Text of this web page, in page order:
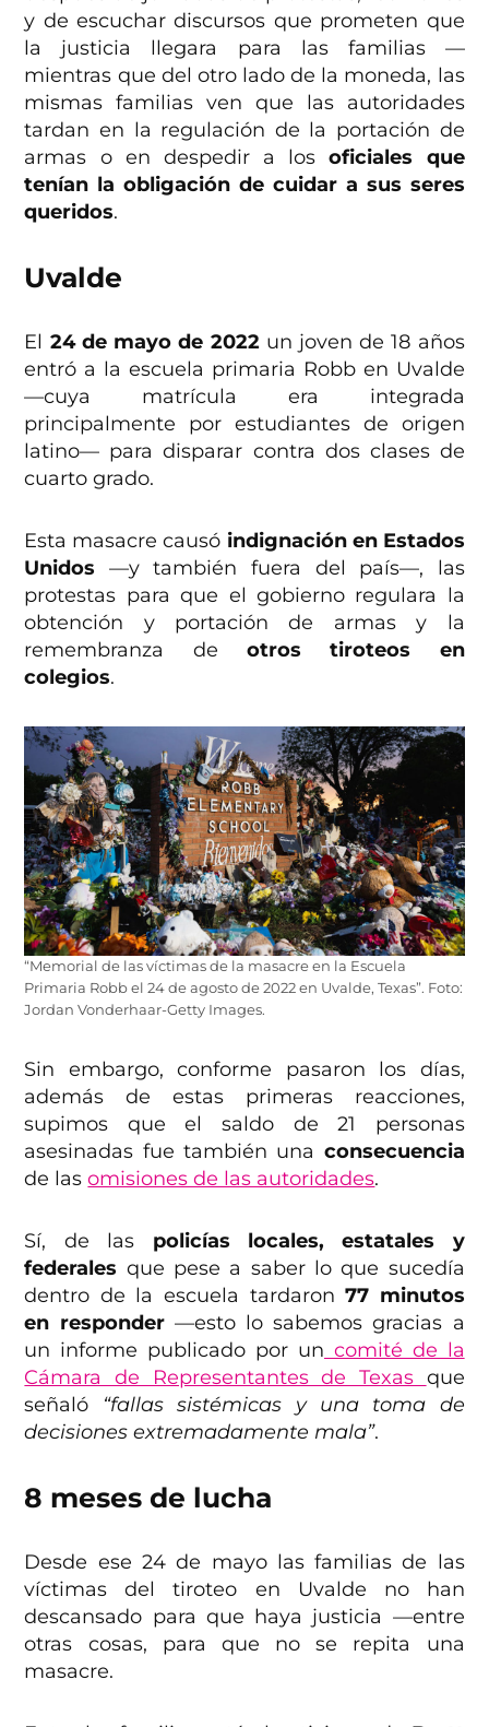
y de escuchar discursos que prometen que
la justicia llegara para las familias —
mientras que del otro lado de la moneda, las
mismas familias ven que las autoridades
tardan en la regulación de la portación de
armas o en despedir a los oficiales que
tenían la obligación de cuidar a sus seres
queridos.
Uvalde
El 24 de mayo de 2022un joven de 18 años
entró a la escuela primaria Robb en Uvalde
—cuya matrícula era integrada
principalmente por estudiantes de origen
latino— para disparar contra dos clases de
cuarto grado.
Esta masacre causó indignación en Estados
Unidos —y también fuera del país—, las
protestas para que el gobierno regulara la
obtención y portación de armas y la
remembranza de otros tiroteos en
colegios.
“Memorial de las víctimas de la masacre en la Escuela
Primaria Robb el 24 de agosto de 2022 en Uvalde, Texas”. Foto:
Jordan Vonderhaar-Getty Images.
Sin embargo, conforme pasaron los días,
además de estas primeras reacciones,
supimos que el saldo de 21 personas
asesinadas fue también una consecuencia
de lasomisiones de las autoridades.
Sí, de las policías locales, estatales y
federales que pese a saber lo que sucedía
dentro de la escuela tardaron 77 minutos
en responder—esto lo sabemos gracias a
un informe publicado por un comité de la
Cámara de Representantes de Texas que
señaló
“fallas sistémicas y una toma de
decisiones extremadamente mala”.
8 meses de lucha
Desde ese 24 de mayo las familias de las
víctimas del tiroteo en Uvalde no han
descansado para que haya justicia —entre
otras cosas, para que no se repita una
masacre.